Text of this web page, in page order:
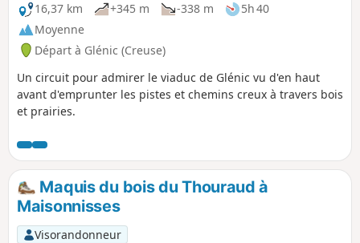
16,37 km
+345 m -338 m
5h 40
Moyenne
Départ à Glénic (Creuse)
Un circuit pour admirer le viaduc de Glénic vu d'en haut
avant d'emprunter les pistes et chemins creux à travers bois
et prairies.
Maquis du bois du Thouraud à
Maisonnisses
Visorandonneur